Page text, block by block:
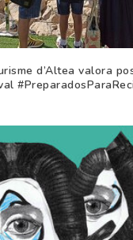
d’Altea valora